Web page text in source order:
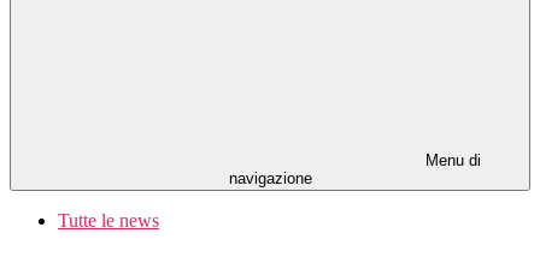
Menu di
navigazione
Tutte le news